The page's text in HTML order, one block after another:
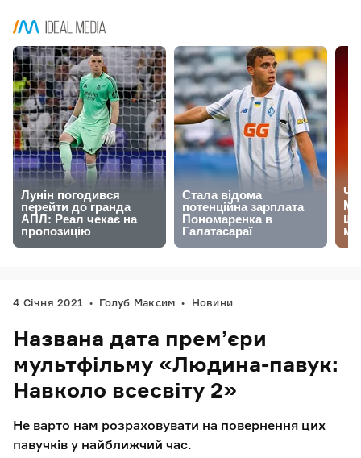
4 Січня 2021 Голуб Максим Новини
Названа дата прем’єри
мультфільму «Людина-павук:
Навколо всесвіту 2»
Не варто нам розраховувати на повернення цих
павучків у найближчий час.